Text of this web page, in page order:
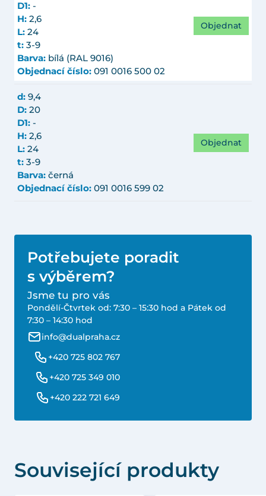
D1: -
H: 2,6
L: 24
t: 3-9
Barva: bílá (RAL 9016)
Objednací číslo: 091 0016 500 02
Objednat
d: 9,4
D: 20
D1: -
H: 2,6
L: 24
t: 3-9
Barva: černá
Objednací číslo: 091 0016 599 02
Objednat
Potřebujete poradit
s výběrem?
Jsme tu pro vás
Pondělí-Čtvrtek od: 7:30 – 15:30 hod a Pátek od
7:30 – 14:30 hod
info@dualpraha.cz
+420 725 802 767
+420 725 349 010
+420 222 721 649
Související produkty